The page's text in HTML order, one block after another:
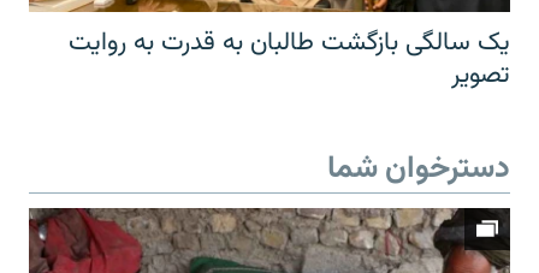
یک سالگی بازگشت طالبان به قدرت به روایت
تصویر
دسترخوان شما